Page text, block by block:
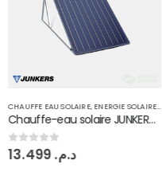
CHAUFFE EAU SOLAIRE,ENERGIE SOLAIRE THERMIQUE
0 sur 5 د.م.10.500